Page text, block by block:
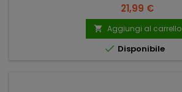
Prezzo
21,99 €
 Aggiungi al carrello
 Disponibile